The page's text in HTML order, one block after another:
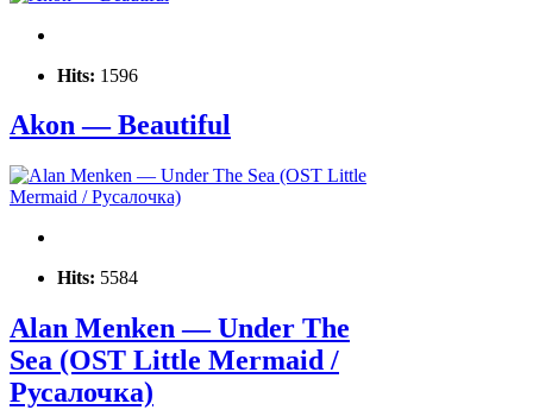
Hits: 1596
Akon — Beautiful
Hits: 5584
Alan Menken — Under The
Sea (OST Little Mermaid /
Русалочка)